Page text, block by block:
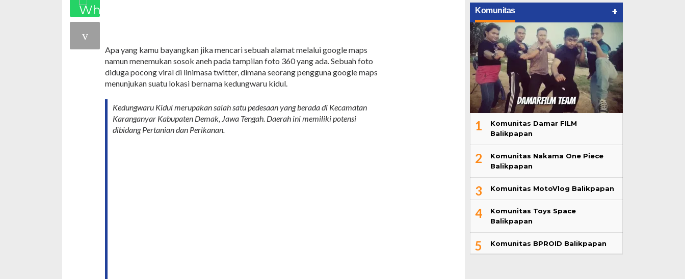
Apa yang kamu bayangkan jika mencari sebuah alamat melalui google maps
namun menemukan sosok aneh pada tampilan foto 360 yang ada. Sebuah foto
diduga pocong viral di linimasa twitter, dimana seorang pengguna google maps
menunjukan suatu lokasi bernama kedungwaru kidul.
Kedungwaru Kidul merupakan salah satu pedesaan yang berada di Kecamatan
Karanganyar Kabupaten Demak, Jawa Tengah. Daerah ini memiliki potensi
dibidang Pertanian dan Perikanan.
Komunitas +
1
Komunitas Damar FILM
Balikpapan
2
Komunitas Nakama One Piece
Balikpapan
3 Komunitas MotoVlog Balikpapan
4
Komunitas Toys Space
Balikpapan
5 Komunitas BPROID Balikpapan